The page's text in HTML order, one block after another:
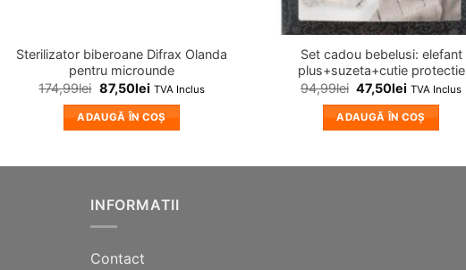
Sterilizator biberoane Difrax Olanda
pentru microunde
174,99lei 87,50lei TVA Inclus
ADAUGĂ ÎN COȘ
Set cadou bebelusi: elefant
plus+suzeta+cutie protectie
94,99lei 47,50lei TVA Inclus
ADAUGĂ ÎN COȘ
INFORMATII
Contact